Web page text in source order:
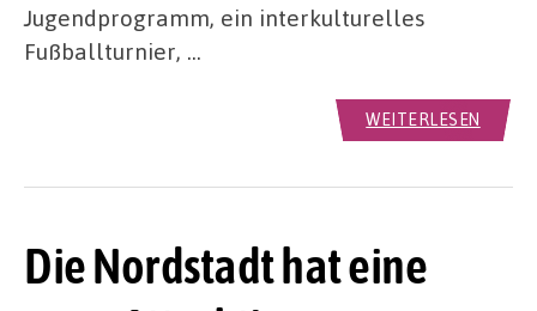
Jugendprogramm, ein interkulturelles
Fußballturnier, …
WEITERLESEN
Die Nordstadt hat eine